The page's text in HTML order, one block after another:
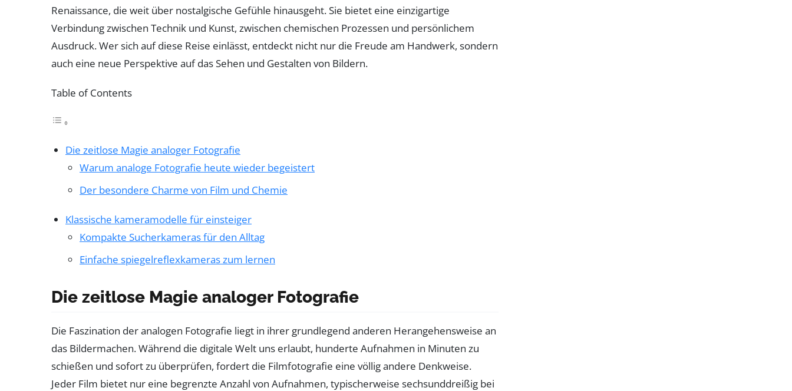
Renaissance, die weit über nostalgische Gefühle hinausgeht. Sie bietet eine einzigartige
Verbindung zwischen Technik und Kunst, zwischen chemischen Prozessen und persönlichem
Ausdruck. Wer sich auf diese Reise einlässt, entdeckt nicht nur die Freude am Handwerk, sondern
auch eine neue Perspektive auf das Sehen und Gestalten von Bildern.
Table of Contents
Die zeitlose Magie analoger Fotografie
Warum analoge Fotografie heute wieder begeistert
Der besondere Charme von Film und Chemie
Klassische kameramodelle für einsteiger
Kompakte Sucherkameras für den Alltag
Einfache spiegelreflexkameras zum lernen
Die zeitlose Magie analoger Fotografie
Die Faszination der analogen Fotografie liegt in ihrer grundlegend anderen Herangehensweise an
das Bildermachen. Während die digitale Welt uns erlaubt, hunderte Aufnahmen in Minuten zu
schießen und sofort zu überprüfen, fordert die Filmfotografie eine völlig andere Denkweise.
Jeder Film bietet nur eine begrenzte Anzahl von Aufnahmen, typischerweise sechsunddreißig bei